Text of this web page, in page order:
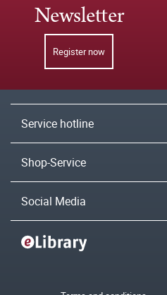
Newsletter
Register now
Service hotline
Shop-Service
Social Media